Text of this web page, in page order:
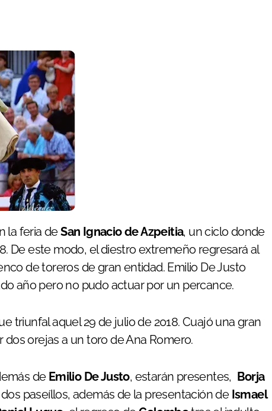
la feria deSan Ignacio de Azpeitia, un ciclo donde
De este modo, el diestro extremeño regresará al
de toreros de gran entidad. Emilio De Justo
año pero no pudo actuar por un percance.
triunfal aquel 29 de julio de 2018. Cuajó una gran
orejas a un toro de Ana Romero.
de Emilio De Justo, estarán presentes, Borja
paseíllos, además de la presentación deIsmael